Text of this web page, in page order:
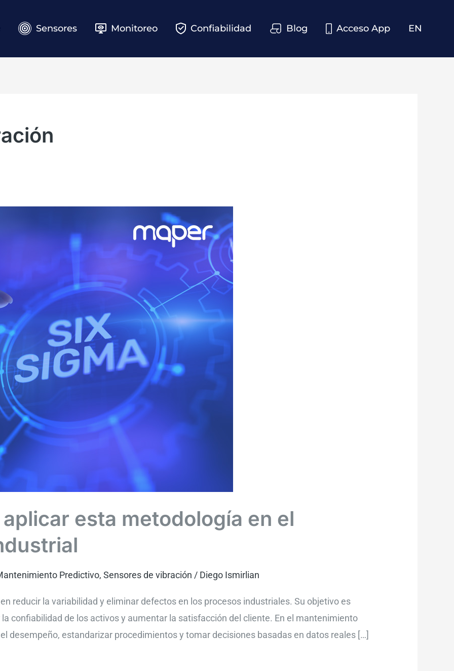
Sensores Monitoreo Confiabilidad Blog Acceso App EN
esta metodología en el
Predictivo, Sensores de vibración / Diego Ismirlian
reducir la variabilidad y eliminar defectos en los procesos industriales. Su objetivo es
confiabilidad de los activos y aumentar la satisfacción del cliente. En el mantenimiento
desempeño, estandarizar procedimientos y tomar decisiones basadas en datos reales […]